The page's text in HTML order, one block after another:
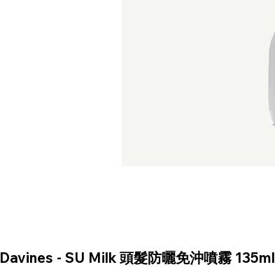
Davines - SU Milk 頭髮防曬免沖噴霧 135ml